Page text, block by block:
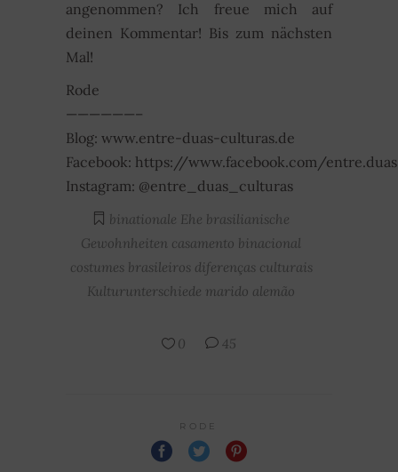
angenommen? Ich freue mich auf
deinen Kommentar! Bis zum nächsten
Mal!
Rode
——————–
Blog: www.entre-duas-culturas.de
Facebook: https://www.facebook.com/
Instagram: @entre_duas_culturas
binationale Ehe brasilianische
Gewohnheiten casamento binacional
costumes brasileiros diferenças culturais
Kulturunterschiede marido alemão
0 45
RODE